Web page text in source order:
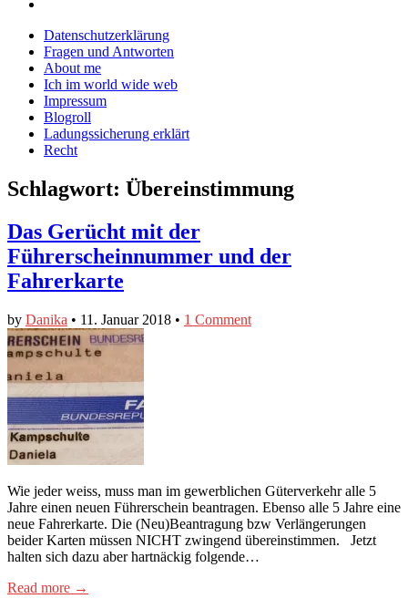
Facebook
anzeigen
Twitter
anzeigen
auf
Instagram
anzeigen
Main
menu
Skip
content
Datenschutzerklärung
Fragen und Antworten
About me
Ich im world wide web
Impressum
Blogroll
Ladungssicherung erklärt
Recht
Schlagwort: Übereinstimmung
Das Gerücht mit der
Führerscheinnummer und der
Fahrerkarte
by Danika • 11. Januar 2018 • 1 Comment
Wie jeder weiss, muss man im gewerblichen Güterverkehr alle 5
Jahre einen neuen Führerschein beantragen. Ebenso alle 5 Jahre eine
neue Fahrerkarte. Die (Neu)Beantragung bzw Verlängerungen
beider Karten müssen NICHT zwingend übereinstimmen. Jetzt
halten sich dazu aber hartnäckig folgende…
Read more →